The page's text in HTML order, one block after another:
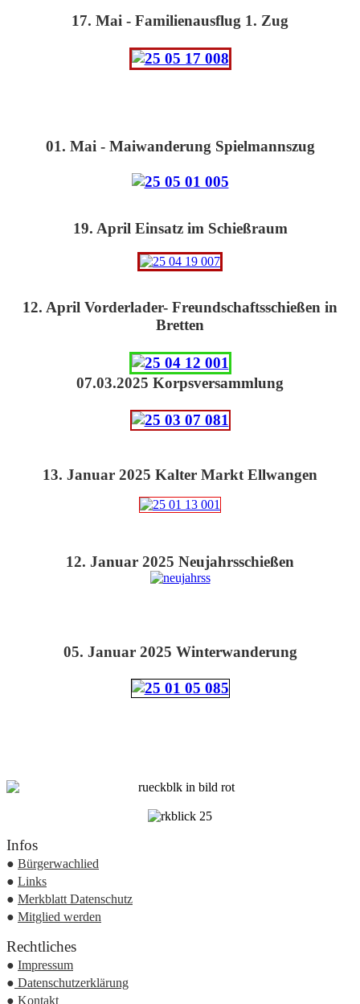
17. Mai - Familienausflug 1. Zug
01. Mai - Maiwanderung Spielmannszug
19. April Einsatz im Schießraum
12. April Vorderlader- Freundschaftsschießen in
Bretten
07.03.2025 Korpsversammlung
13. Januar 2025 Kalter Markt Ellwangen
12. Januar 2025 Neujahrsschießen
05. Januar 2025 Winterwanderung
Infos
● Bürgerwachlied
● Links
● Merkblatt Datenschutz
● Mitglied werden
Rechtliches
● Impressum
● Datenschutzerklärung
● Kontakt